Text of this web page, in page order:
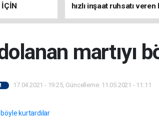
İÇİN
hızlı inşaat ruhsatı
arasında
martıyı
17.04.2021 - 19:25, Güncelleme: 11.05.2021 - 11:11